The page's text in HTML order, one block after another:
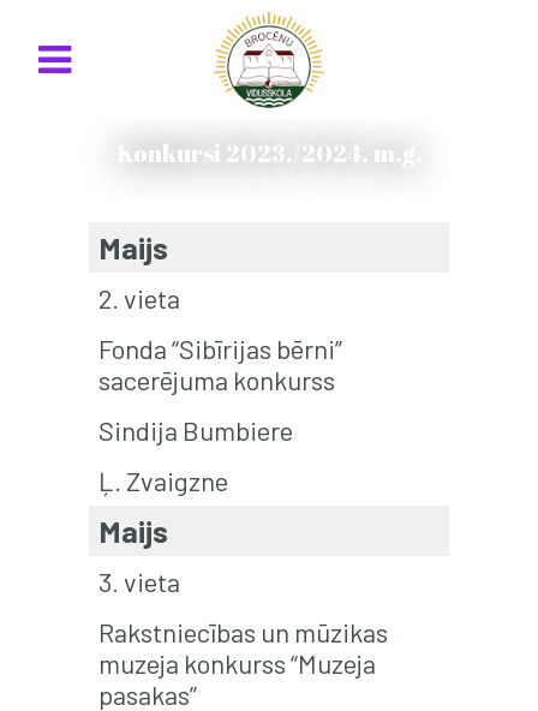
Konkursi 2023./2024. m.g.
Maijs
2. vieta
Fonda “Sibīrijas bērni”
sacerējuma konkurss
Sindija Bumbiere
Ļ. Zvaigzne
Maijs
3. vieta
Rakstniecības un mūzikas
muzeja konkurss “Muzeja
pasakas”